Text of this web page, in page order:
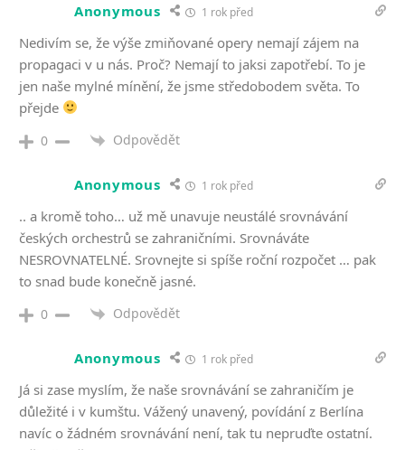
Anonymous 1 rok před
Nedivím se, že výše zmiňované opery nemají zájem na
propagaci v u nás. Proč? Nemají to jaksi zapotřebí. To je
jen naše mylné mínění, že jsme středobodem světa. To
přejde
0 Odpovědět
Anonymous 1 rok před
.. a kromě toho… už mě unavuje neustálé srovnávání
českých orchestrů se zahraničními. Srovnáváte
NESROVNATELNÉ. Srovnejte si spíše roční rozpočet … pak
to snad bude konečně jasné.
0 Odpovědět
Anonymous 1 rok před
Já si zase myslím, že naše srovnávání se zahraničím je
důležité i v kumštu. Vážený unavený, povídání z Berlína
navíc o žádném srovnávání není, tak tu nepruďte ostatní.